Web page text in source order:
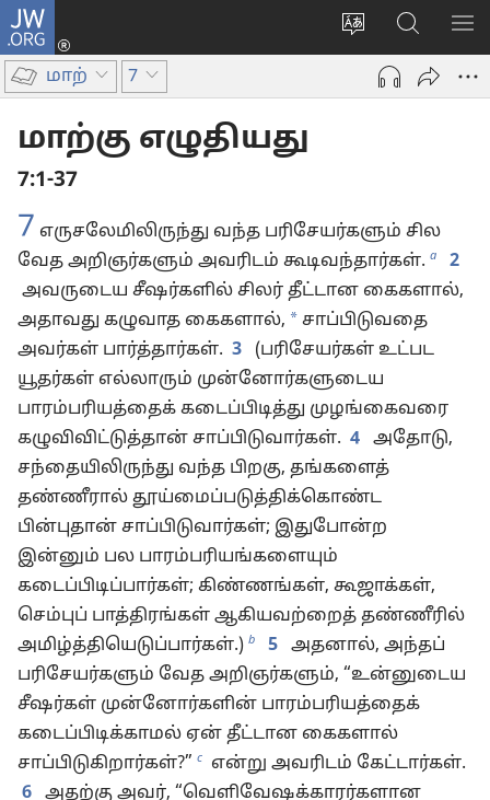
JW.ORG
மொழியை
மாற்றவும்
உள்நுழைக
window)
JW.ORG-
ல்
தேடவும்
மாற் 7
மாற்கு எழுதியது
7:1-37
7 எருசலேமிலிருந்து வந்த பரிசேயர்களும் சில
வேத அறிஞர்களும் அவரிடம் கூடிவந்தார்கள். a
2
அவருடைய சீஷர்களில் சிலர் தீட்டான கைகளால்,
அதாவது கழுவாத கைகளால், * சாப்பிடுவதை
அவர்கள் பார்த்தார்கள். 3
(பரிசேயர்கள் உட்பட
யூதர்கள் எல்லாரும் முன்னோர்களுடைய
பாரம்பரியத்தைக் கடைப்பிடித்து முழங்கைவரை
கழுவிவிட்டுத்தான் சாப்பிடுவார்கள். 4 அதோடு,
சந்தையிலிருந்து வந்த பிறகு, தங்களைத்
தண்ணீரால் தூய்மைப்படுத்திக்கொண்ட
பின்புதான் சாப்பிடுவார்கள்; இதுபோன்ற
இன்னும் பல பாரம்பரியங்களையும்
கடைப்பிடிப்பார்கள்; கிண்ணங்கள், கூஜாக்கள்,
செம்புப் பாத்திரங்கள் ஆகியவற்றைத் தண்ணீரில்
அமிழ்த்தியெடுப்பார்கள்.) b 5 அதனால், அந்தப்
பரிசேயர்களும் வேத அறிஞர்களும், “உன்னுடைய
சீஷர்கள் முன்னோர்களின் பாரம்பரியத்தைக்
கடைப்பிடிக்காமல் ஏன் தீட்டான கைகளால்
சாப்பிடுகிறார்கள்?” c
என்று அவரிடம் கேட்டார்கள்.
6 அதற்கு அவர், “வெளிவேஷக்காரர்களான